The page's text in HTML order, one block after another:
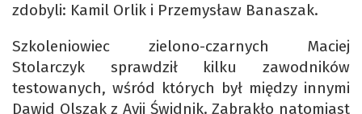
zdobyli: Kamil Orlik i Przemysław Banaszak.
Szkoleniowiec zielono-czarnych Maciej
Stolarczyk sprawdził kilku zawodników
testowanych, wśród których był między innymi
Dawid Olszak z Avii Świdnik. Zabrakło natomiast